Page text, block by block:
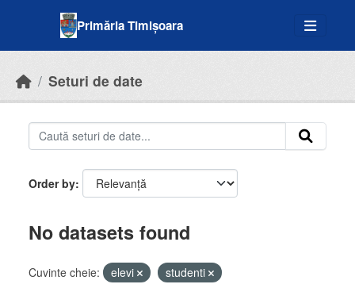
Primăria Timișoara
Seturi de date
Order by
No datasets found
Cuvinte cheie: elevi
studenti